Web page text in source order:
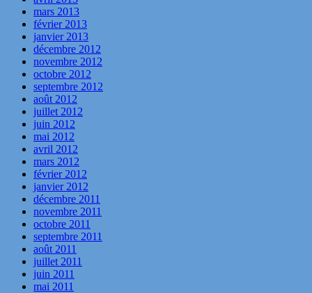
mars 2013
février 2013
janvier 2013
décembre 2012
novembre 2012
octobre 2012
septembre 2012
août 2012
juillet 2012
juin 2012
mai 2012
avril 2012
mars 2012
février 2012
janvier 2012
décembre 2011
novembre 2011
octobre 2011
septembre 2011
août 2011
juillet 2011
juin 2011
mai 2011